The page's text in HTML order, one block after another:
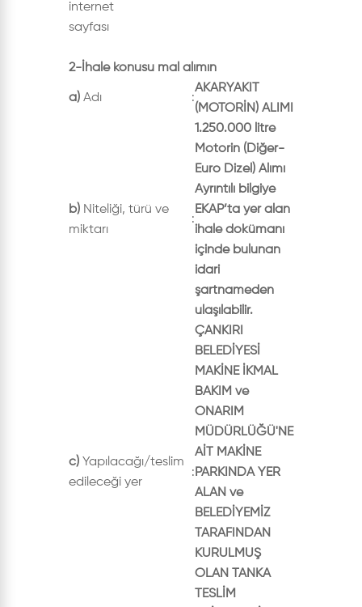
internet
sayfası
2-İhale konusu mal alımın
a) Adı :
AKARYAKIT
(MOTORİN) ALIMI
b) Niteliği, türü ve
miktarı
:
1.250.000 litre
Motorin (Diğer-
Euro Dizel) Alımı
Ayrıntılı bilgiye
EKAP’ta yer alan
ihale dokümanı
içinde bulunan
idari
şartnameden
ulaşılabilir.
c) Yapılacağı/teslim
edileceği yer
:
ÇANKIRI
BELEDİYESİ
MAKİNE İKMAL
BAKIM ve
ONARIM
MÜDÜRLÜĞÜ'NE
AİT MAKİNE
PARKINDA YER
ALAN ve
BELEDİYEMİZ
TARAFINDAN
KURULMUŞ
OLAN TANKA
TESLİM